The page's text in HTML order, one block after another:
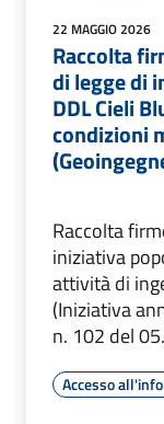
22 MAGGIO 2026
Raccolta
di legge di
DDL Cieli
condizioni
Raccolta
iniziativa
attività di
(Iniziativa
n. 102 del
Accesso